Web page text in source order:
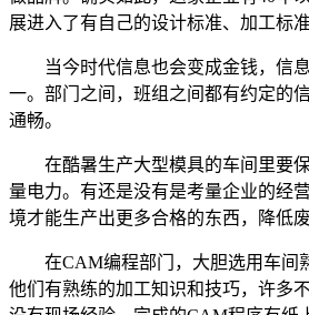
展进入了有自己的设计标准、加工标
当今时代信息也会变成金钱，信息
一。部门之间，班组之间都有约定的
通畅。
在酷暑生产大型模具的车间里要保
量电力。有还是没有是考量企业的经
境才能生产出更多合格的东西，降低废
在CAM编程部门，大胆选用车间熟
他们有熟练的加工知识和技巧，许多